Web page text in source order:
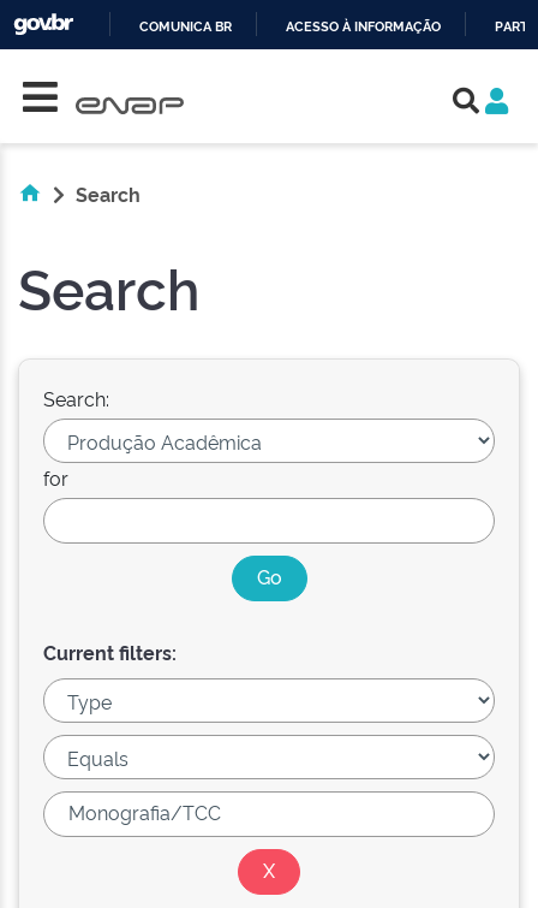
COMUNICA BR ACESSO À INFORMAÇÃO
Search
Search
Search:
for
Current filters: